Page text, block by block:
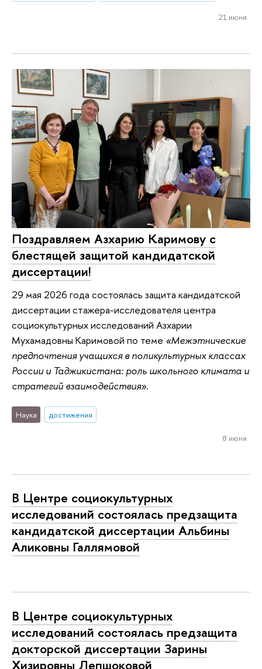
21 июня
Поздравляем Азхарию Каримову с
блестящей защитой кандидатской
диссертации!
29 мая 2026 года состоялась защита кандидатской
диссертации стажера-исследователя центра
социокультурных исследований Азхарии
Мухамадовны Каримовой по теме «Межэтнические
предпочтения учащихся в поликультурных классах
России и Таджикистана: роль школьного климата и
стратегий взаимодействия».
Наука достижения
8 июня
В Центре социокультурных
исследований состоялась предзащита
кандидатской диссертации Альбины
Аликовны Галлямовой
В Центре социокультурных
исследований состоялась предзащита
докторской диссертации Зарины
Хизировны Лепшоковой